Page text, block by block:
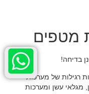
מטפים
בדיחה!
רגילות של מערכות
מגלאי עשן ומערכות